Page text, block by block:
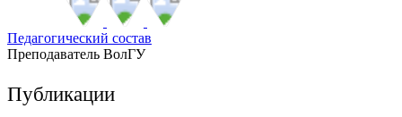
Педагогический состав
Преподаватель ВолГУ
Публикации